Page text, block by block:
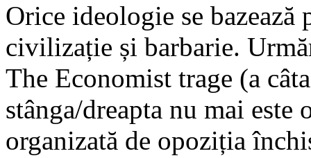
Orice ideologie se
civilizație și barbarie.
The Economist trage (a
stânga/dreapta nu mai
organizată de opoziția